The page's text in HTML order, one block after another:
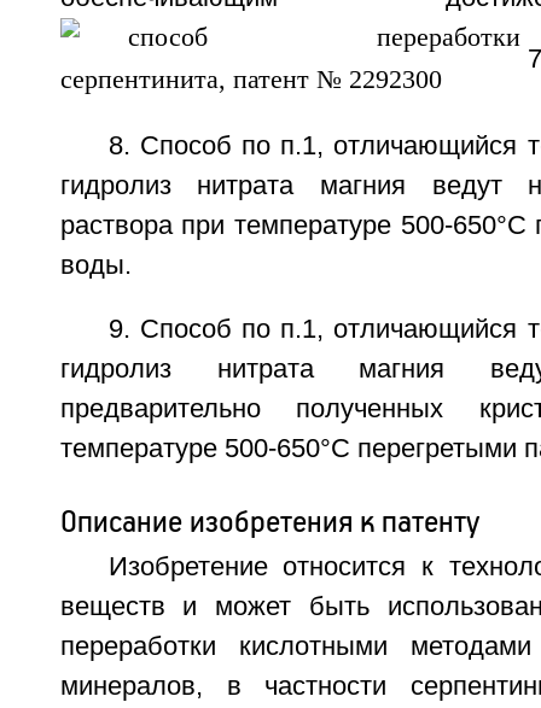
8. Способ по п.1, отличающийся
гидролиз нитрата магния ведут
раствора при температуре 500-
воды.
9. Способ по п.1, отличающийся
гидролиз нитрата магния
предварительно полученных
температуре 500-650°С перегретыми
Описание изобретения к патенту
Изобретение относится к
веществ и может быть
переработки кислотными
минералов, в частности